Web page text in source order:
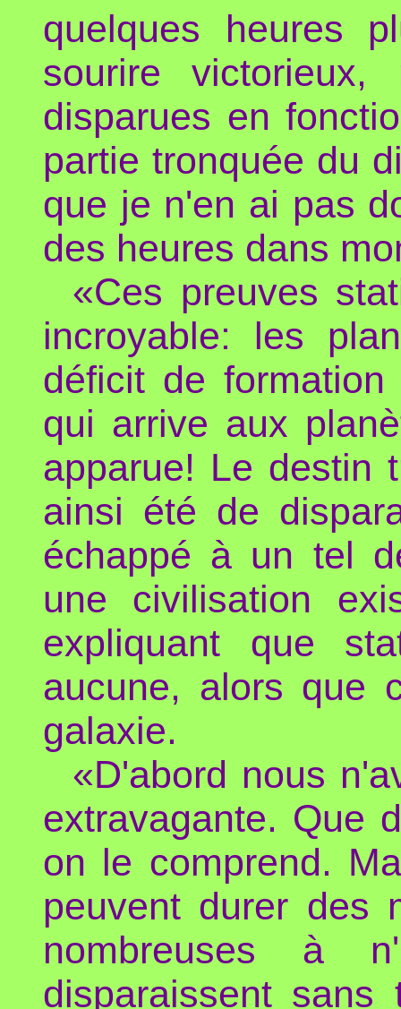
quelques heures
sourire
disparues en
partie tronquée du
que je n'en ai pas
des heures dans
«Ces preuves
incroyable: les
déficit de
qui arrive aux
apparue! Le destin
ainsi été de
échappé à un tel
une civilisation
expliquant que
aucune, alors que
galaxie.
«D'abord nous
extravagante. Que
on le comprend.
peuvent durer des
nombreuses à
disparaissent